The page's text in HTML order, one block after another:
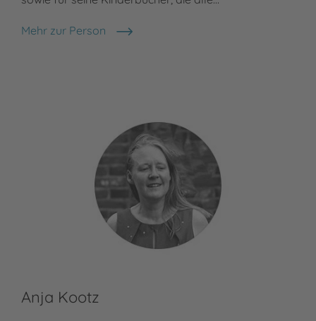
Mehr zur Person
Rémi Durin
Anja Kootz